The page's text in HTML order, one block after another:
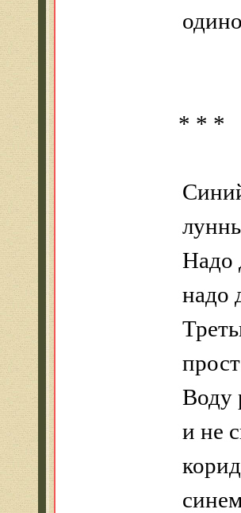
* * *
Надо
надо
Воду
и не